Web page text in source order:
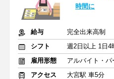
時間に
給与
完全出来高制
シフト
雇用形態
アルバイト・パ
アクセス
大宮駅 車5分